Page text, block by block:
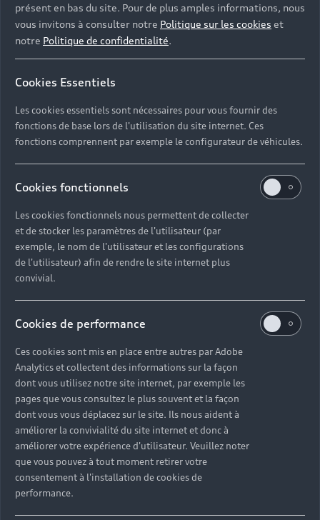
Les réponses à vos
questions
Découvrez les réponses à vos diverses questions
immédiatement disponibles avec Audi.
Découvrez toutes les catégories d’Audi d’occasion
Découvrez les déclinaisons sportives S et RS
Trouvez votre Partenaire Audi près de chez vous
Trouvez votre Audi d’occasion par modèle et par
ville
présent en bas du site. Pour de plus amples informations, nous
vous invitons à consulter notre Politique sur les cookies et
notre Politique de confidentialité.
Cookies Essentiels
Les cookies essentiels sont nécessaires pour vous fournir des
fonctions de base lors de l'utilisation du site internet. Ces
fonctions comprennent par exemple le configurateur de véhicules.
Cookies fonctionnels
Les cookies fonctionnels nous permettent de collecter
et de stocker les paramètres de l'utilisateur (par
exemple, le nom de l'utilisateur et les configurations
de l'utilisateur) afin de rendre le site internet plus
convivial.
Cookies de performance
Ces cookies sont mis en place entre autres par Adobe
Analytics et collectent des informations sur la façon
dont vous utilisez notre site internet, par exemple les
pages que vous consultez le plus souvent et la façon
dont vous vous déplacez sur le site. Ils nous aident à
améliorer la convivialité du site internet et donc à
améliorer votre expérience d'utilisateur. Veuillez noter
que vous pouvez à tout moment retirer votre
consentement à l'installation de cookies de
performance.